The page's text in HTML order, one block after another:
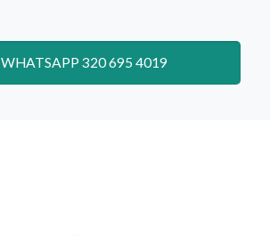
WHATSAPP 320 695 4019